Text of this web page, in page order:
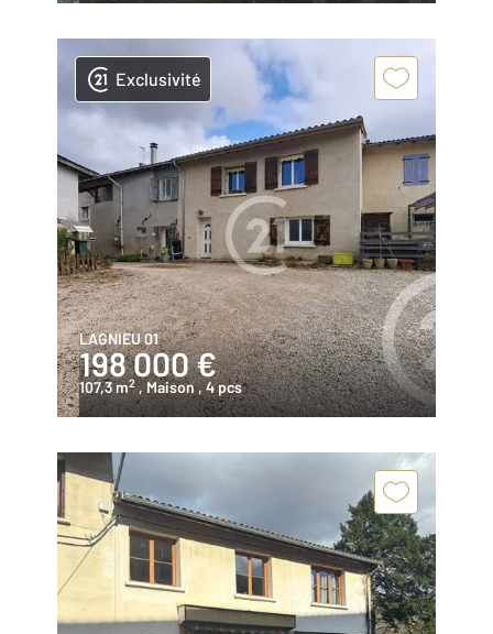
Exclusivité
LAGNIEU 01
198 000 €
107,3 m2 , Maison, 4 pcs